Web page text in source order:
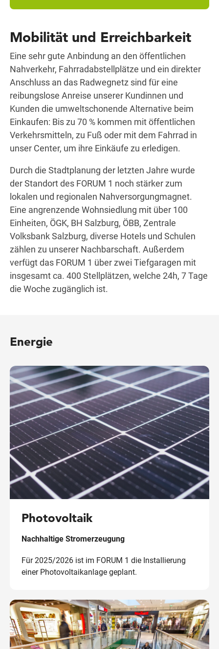
Mobilität und Erreichbarkeit
Eine sehr gute Anbindung an den öffentlichen
Nahverkehr, Fahrradabstellplätze und ein direkter
Anschluss an das Radwegnetz sind für eine
reibungslose Anreise unserer Kundinnen und
Kunden die umweltschonende Alternative beim
Einkaufen: Bis zu 70 % kommen mit öffentlichen
Verkehrsmitteln, zu Fuß oder mit dem Fahrrad in
unser Center, um ihre Einkäufe zu erledigen.
Durch die Stadtplanung der letzten Jahre wurde
der Standort des FORUM 1 noch stärker zum
lokalen und regionalen Nahversorgungmagnet.
Eine angrenzende Wohnsiedlung mit über 100
Einheiten, ÖGK, BH Salzburg, ÖBB, Zentrale
Volksbank Salzburg, diverse Hotels und Schulen
zählen zu unserer Nachbarschaft. Außerdem
verfügt das FORUM 1 über zwei Tiefgaragen mit
insgesamt ca. 400 Stellplätzen, welche 24h, 7 Tage
die Woche zugänglich ist.
Energie
Photovoltaik
Nachhaltige Stromerzeugung
Für 2025/2026 ist im FORUM 1 die Installierung
einer Photovoltaikanlage geplant.